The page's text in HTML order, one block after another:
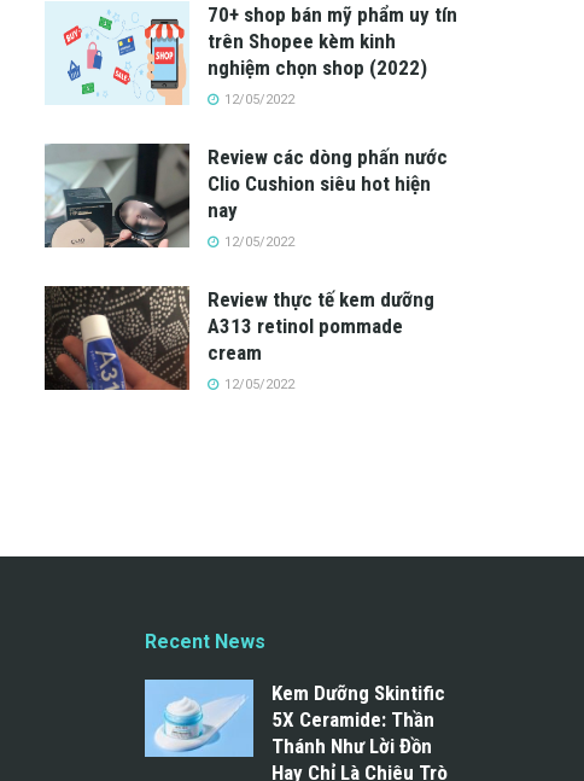
70+ shop bán mỹ phẩm uy tín
trên Shopee kèm kinh
nghiệm chọn shop (2022)
12/05/2022
Review các dòng phấn nước
Clio Cushion siêu hot hiện
nay
12/05/2022
Review thực tế kem dưỡng
A313 retinol pommade
cream
12/05/2022
Recent News
Kem Dưỡng Skintific
5X Ceramide: Thần
Thánh Như Lời Đồn
Hay Chỉ Là Chiêu Trò